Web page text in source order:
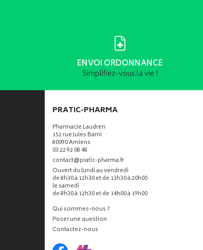
ENVOI ORDONNANCE
Simplifiez-vous la vie !
PRATIC-PHARMA
Pharmacie Laudren
152 rue Jules Barni
80090 Amiens
03 22 92 08 48
contact-
@-
pratic-pharma.fr
Ouvert du lundi au vendredi
de 8h30 à 12h30 et de 13h30 à 20h00
le samedi
de 8h30 à 12h30 et de 14h00 à 19h00
Qui sommes-nous ?
Poser une question
Contactez-nous